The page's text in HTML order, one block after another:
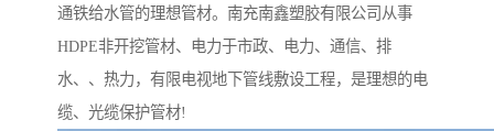
通铁给水管的理想管材。南充南鑫塑胶有限公司从事
HDPE非开挖管材、电力于市政、电力、通信、排
水、、热力，有限电视地下管线敷设工程，是理想的电
缆、光缆保护管材!